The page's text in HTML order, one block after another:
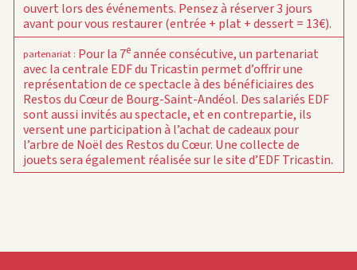
ouvert lors des événements. Pensez à réserver 3 jours
avant pour vous restaurer (entrée + plat + dessert = 13€).
partenariat: Pour la 7eannée consécutive, un partenariat
avec la centrale EDF du Tricastin permet d’offrir une
représentation de ce spectacle à des bénéficiaires des
Restos du Cœur de Bourg-Saint-Andéol. Des salariés EDF
sont aussi invités au spectacle, et en contrepartie, ils
versent une participation à l’achat de cadeaux pour
l’arbre de Noël des Restos du Cœur. Une collecte de
jouets sera également réalisée sur le site d’EDF Tricastin.